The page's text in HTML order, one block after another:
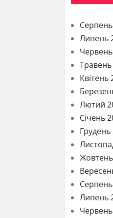
Липень
Квітень
Лютий
Січень
Грудень
Липень